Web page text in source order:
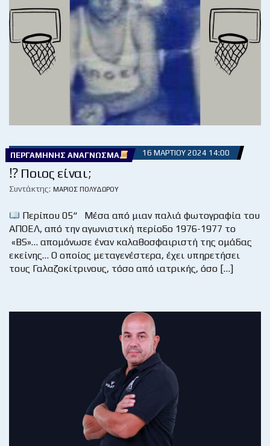
ΠΕΡΓΑΜΗΝΉΣ ΑΝΆΓΝΩΣΜΑ 16 ΜΑΡΤΊΟΥ 2024 14:00
⁉ Ποιος είναι;
Συντάκτης: ΜΆΡΙΟΣ ΠΟΛΥΔΏΡΟΥ
Περίπου 05“ Μέσα από μιαν παλιά φωτογραφία του
ΑΠΟΕΛ, από την αγωνιστική περίοδο 1976-1977 το
«BS»… απομόνωσε έναν καλαθοσφαιριστή της ομάδας
εκείνης… Ο οποίος μεταγενέστερα, έχει υπηρετήσει
τους Γαλαζοκίτρινους, τόσο από ιατρικής, όσο […]